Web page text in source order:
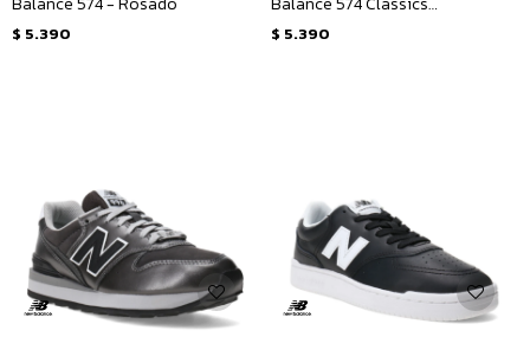
$ 5.390
Traditionnels - Gris - Natural
$ 5.390